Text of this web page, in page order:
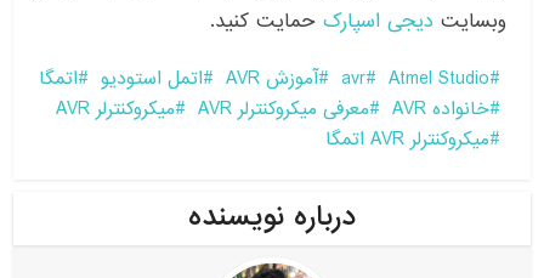
وبسایت دیجی اسپارک حمایت کنید.
Atmel Studio
avr آموزش AVR اتمل استودیو
اتمگا
خانواده AVR
معرفی میکروکنترلر AVR
میکروکنترلر AVR
میکروکنترلر AVR اتمگا
درباره نویسنده